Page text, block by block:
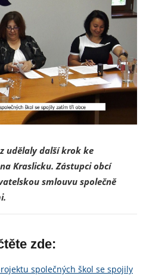
udělaly další krok ke
Kraslicku. Zástupci obcí
smlouvu společně
zde:
společných škol se spojily